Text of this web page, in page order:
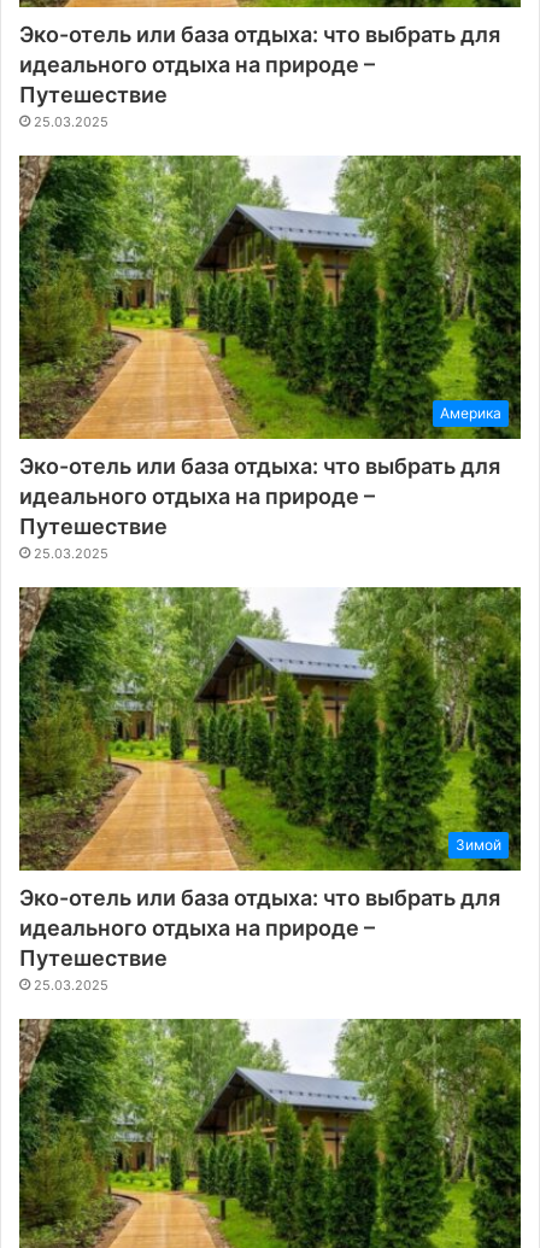
Эко-отель или база отдыха: что выбрать для
идеального отдыха на природе –
Путешествие
25.03.2025
Америка
Эко-отель или база отдыха: что выбрать для
идеального отдыха на природе –
Путешествие
25.03.2025
Зимой
Эко-отель или база отдыха: что выбрать для
идеального отдыха на природе –
Путешествие
25.03.2025